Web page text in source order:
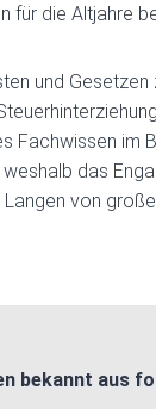
für die Altjahre
und Gesetzen
Fachwissen im
weshalb das
von
bekannt aus